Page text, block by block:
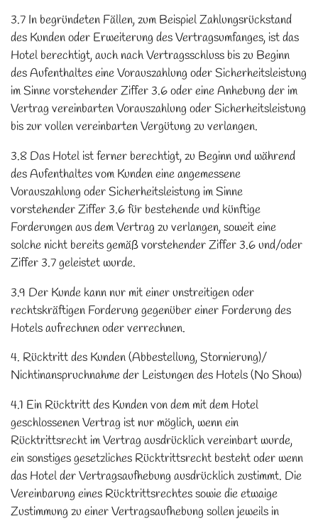
3.7 In begründeten Fällen, zum Beispiel Zahlungsrückstand
des Kunden oder Erweiterung des Vertragsumfanges, ist das
Hotel berechtigt, auch nach Vertragsschluss bis zu Beginn
des Aufenthaltes eine Vorauszahlung oder Sicherheitsleistung
im Sinne vorstehender Ziffer 3.6 oder eine Anhebung der im
Vertrag vereinbarten Vorauszahlung oder Sicherheitsleistung
bis zur vollen vereinbarten Vergütung zu verlangen.
3.8 Das Hotel ist ferner berechtigt, zu Beginn und während
des Aufenthaltes vom Kunden eine angemessene
Vorauszahlung oder Sicherheitsleistung im Sinne
vorstehender Ziffer 3.6 für bestehende und künftige
Forderungen aus dem Vertrag zu verlangen, soweit eine
solche nicht bereits gemäß vorstehender Ziffer 3.6 und/oder
Ziffer 3.7 geleistet wurde.
3.9 Der Kunde kann nur mit einer unstreitigen oder
rechtskräftigen Forderung gegenüber einer Forderung des
Hotels aufrechnen oder verrechnen.
4. Rücktritt des Kunden (Abbestellung, Stornierung)/
Nichtinanspruchnahme der Leistungen des Hotels (No Show)
4.1 Ein Rücktritt des Kunden von dem mit dem Hotel
geschlossenen Vertrag ist nur möglich, wenn ein
Rücktrittsrecht im Vertrag ausdrücklich vereinbart wurde,
ein sonstiges gesetzliches Rücktrittsrecht besteht oder wenn
das Hotel der Vertragsaufhebung ausdrücklich zustimmt. Die
Vereinbarung eines Rücktrittsrechtes sowie die etwaige
Zustimmung zu einer Vertragsaufhebung sollen jeweils in